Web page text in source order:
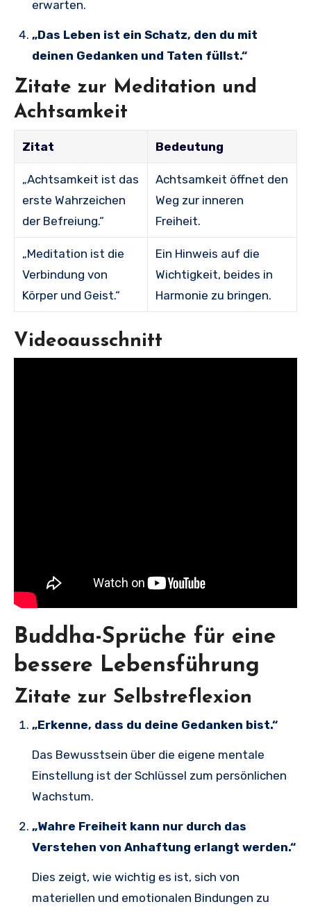
erwarten.
„Das Leben ist ein Schatz, den du mit
deinen Gedanken und Taten füllst.“
Zitate zur Meditation und
Achtsamkeit
Zitat Bedeutung
„Achtsamkeit ist das
erste Wahrzeichen
der Befreiung.“
Achtsamkeit öffnet den
Weg zur inneren
Freiheit.
„Meditation ist die
Verbindung von
Körper und Geist.“
Ein Hinweis auf die
Wichtigkeit, beides in
Harmonie zu bringen.
Videoausschnitt
Buddha-Sprüche für eine
bessere Lebensführung
Zitate zur Selbstreflexion
„Erkenne, dass du deine Gedanken bist.“
Das Bewusstsein über die eigene mentale
Einstellung ist der Schlüssel zum persönlichen
Wachstum.
„Wahre Freiheit kann nur durch das
Verstehen von Anhaftung erlangt werden.“
Dies zeigt, wie wichtig es ist, sich von
materiellen und emotionalen Bindungen zu